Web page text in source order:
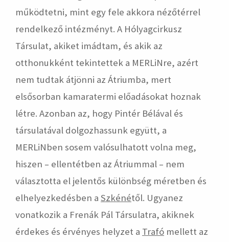
működtetni, mint egy fele akkora nézőtérrel
rendelkező intézményt. A Hólyagcirkusz
Társulat, akiket imádtam, és akik az
otthonukként tekintettek a MERLiNre, azért
nem tudtak átjönni az Átriumba, mert
elsősorban kamaratermi előadásokat hoznak
létre. Azonban az, hogy Pintér Bélával és
társulatával dolgozhassunk együtt, a
MERLiNben sosem valósulhatott volna meg,
hiszen – ellentétben az Átriummal – nem
választotta el jelentős különbség méretben és
elhelyezkedésben a Szkénétől. Ugyanez
vonatkozik a Frenák Pál Társulatra, akiknek
érdekes és érvényes helyzet a Trafó mellett az